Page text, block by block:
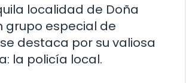
localidad de Doña
grupo especial de
destaca por su valiosa
la policía local.